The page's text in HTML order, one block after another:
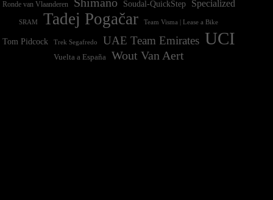
Ronde van Vlaanderen Soudal-QuickStep Specialized
SRAM Tadej Pogačar Team Visma | Lease a Bike
Tom Pidcock Trek Segafredo UAE Team Emirates UCI
Vuelta a España Wout Van Aert